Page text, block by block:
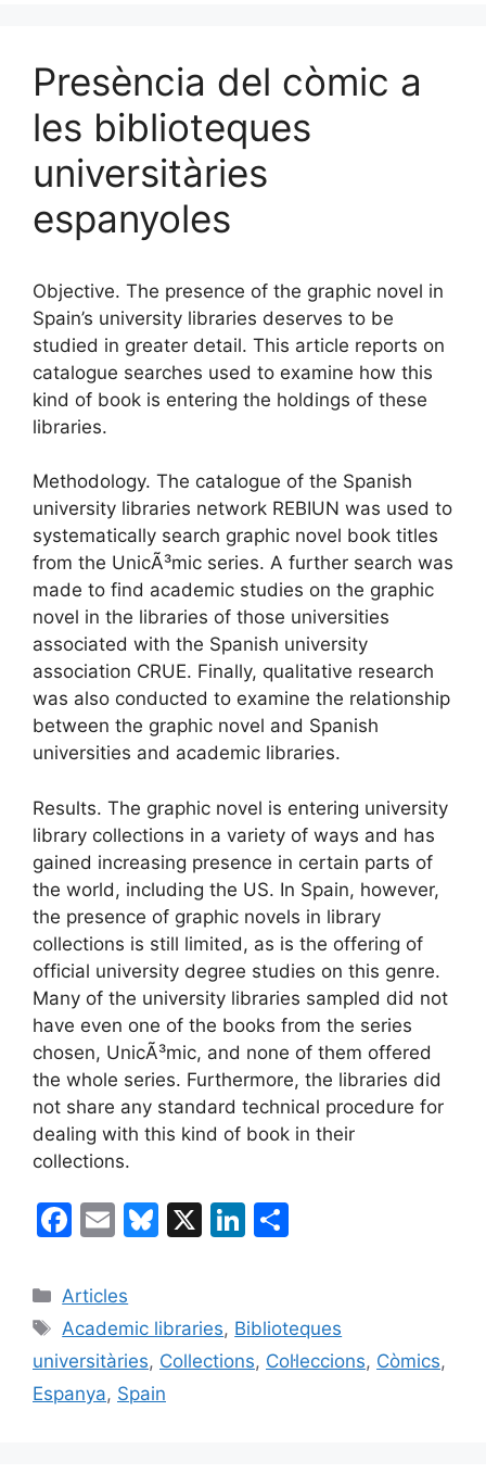
Presència del còmic a
les biblioteques
universitàries
espanyoles
Objective. The presence of the graphic novel in
Spain’s university libraries deserves to be
studied in greater detail. This article reports on
catalogue searches used to examine how this
kind of book is entering the holdings of these
libraries.
Methodology. The catalogue of the Spanish
university libraries network REBIUN was used to
systematically search graphic novel book titles
from the UnicÃ³mic series. A further search was
made to find academic studies on the graphic
novel in the libraries of those universities
associated with the Spanish university
association CRUE. Finally, qualitative research
was also conducted to examine the relationship
between the graphic novel and Spanish
universities and academic libraries.
Results. The graphic novel is entering university
library collections in a variety of ways and has
gained increasing presence in certain parts of
the world, including the US. In Spain, however,
the presence of graphic novels in library
collections is still limited, as is the offering of
official university degree studies on this genre.
Many of the university libraries sampled did not
have even one of the books from the series
chosen, UnicÃ³mic, and none of them offered
the whole series. Furthermore, the libraries did
not share any standard technical procedure for
dealing with this kind of book in their
collections.
F
c
e
b
o
E
ai
l
Bl
s
k
y
X
Li
e
dI
p
ar
Categories
Articles
Etiquetes
Academic libraries, Biblioteques
universitàries, Collections, Col·leccions, Còmics,
Espanya, Spain